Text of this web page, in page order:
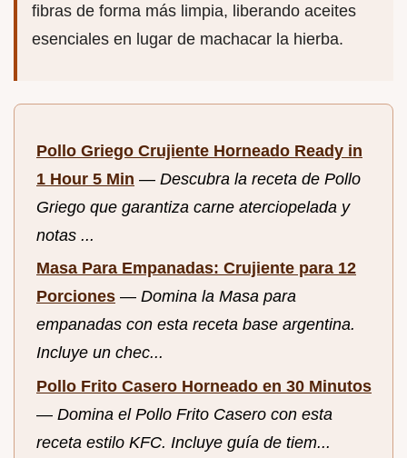
fibras de forma más limpia, liberando aceites
esenciales en lugar de machacar la hierba.
Pollo Griego Crujiente Horneado Ready in
1 Hour 5 Min — Descubra la receta de Pollo
Griego que garantiza carne aterciopelada y
notas ...
Masa Para Empanadas: Crujiente para 12
Porciones — Domina la Masa para
empanadas con esta receta base argentina.
Incluye un chec...
Pollo Frito Casero Horneado en 30 Minutos
— Domina el Pollo Frito Casero con esta
receta estilo KFC. Incluye guía de tiem...